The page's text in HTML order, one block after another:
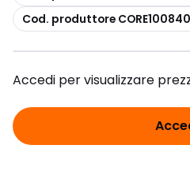
copia
Cod. produttore
Accedi per visualizzare